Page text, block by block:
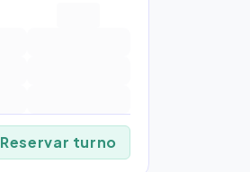
Reservar turno